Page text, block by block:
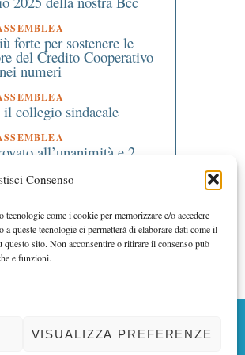
Consenso
come i cookie per memorizzare e/o accedere
queste tecnologie ci permetterà di elaborare dati come il
sito. Non acconsentire o ritirare il consenso può
e funzioni.
VISUALIZZA PREFERENZE
forte per sostenere le
del Credito Cooperativo
nei numeri
collegio sindacale
all’unanimità e 2
PRESIDENTE
futuro insieme
BACK TO TOP